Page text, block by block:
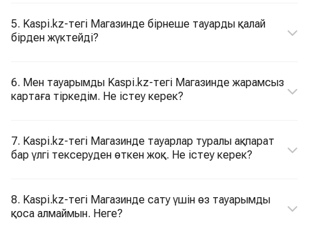
5. Kaspi.kz-тегі Магазинде бірнеше тауарды қалай
бірден жүктейді?
6. Мен тауарымды Kaspi.kz-тегі Магазинде жарамсыз
картаға тіркедім. Не істеу керек?
7. Kaspi.kz-тегі Магазинде тауарлар туралы ақпарат
бар үлгі тексеруден өткен жоқ. Не істеу керек?
8. Kaspi.kz-тегі Магазинде сату үшін өз тауарымды
қоса алмаймын. Неге?